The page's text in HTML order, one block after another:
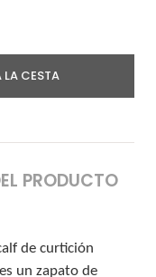
LA CESTA
PRODUCTO
de curtición
un zapato de